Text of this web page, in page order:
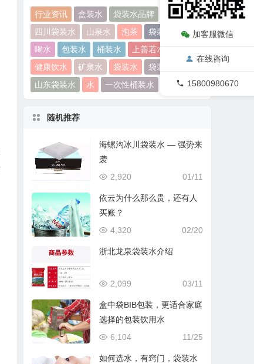
行业资讯 盒装水 袋装水品牌
瓶装水
四川袋装水
山泉水 泡茶
袋装水评
喝水
包装水 桶装水
上善若水
健康饮水
矿泉水 袋装水
袋装水饮水机
山东袋装水
水 一次性桶装水 茶余饭后
随机推荐
海螺沟冰川袋装水 — 强势来
袭
01/11
2,920
依云为什么那么贵，还有人
买账？
02/20
4,320
浙北龙泉袋装水介绍
03/11
2,099
盒中袋BIB包装，更适合家庭
选择的包装饮用水
11/25
6,104
如何选水，有窍门，袋装水
加客服微信
在线咨询
15800980670